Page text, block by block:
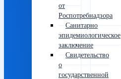
от
Роспотребнадзора
Санитарно
эпидемиологическое
заключение
Свидетельство
о
государственной